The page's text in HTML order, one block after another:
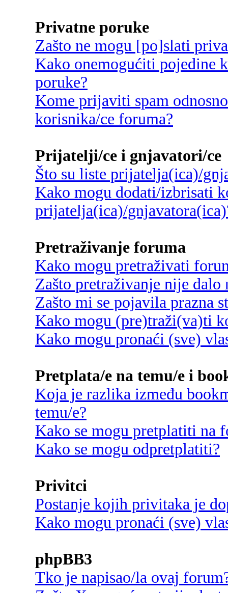
Privatne poruke
Zašto ne mogu [po]slati
Kako onemogućiti pojedine
poruke?
Kome prijaviti spam
korisnika/ce foruma?
Prijatelji/ce i gnjavatori/ce
Što su liste prijatelja(ica)/
Kako mogu dodati/izbrisati
prijatelja(ica)/
Pretraživanje foruma
Kako mogu pretraživati
Zašto pretraživanje nije dalo
Zašto mi se pojavila prazna
Kako mogu (pre)traži(va)ti
Kako mogu pronaći (sve)
Pretplata/e na temu/e i
Koja je razlika između
temu/e?
Kako se mogu pretplatiti na
Kako se mogu odpretplatiti?
Privitci
Postanje kojih privitaka je
Kako mogu pronaći (sve)
phpBB3
Tko je napisao/la ovaj